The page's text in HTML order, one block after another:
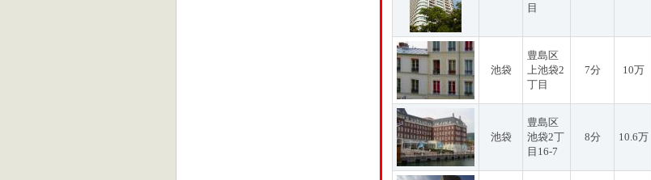
目
池袋
豊島区
上池袋2
丁目
7分 10万
池袋
豊島区
池袋2丁
目16-7
8分 10.6万